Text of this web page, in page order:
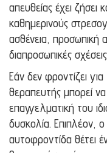
απευθείας έχει ζήσει
καθημερινούς
ασθένεια, προσωπική
διαπροσωπικές
Εάν δεν φροντίζει
θεραπευτής μπορεί να
επαγγελματική του
δυσκολία. Επιπλέον,
αυτοφροντίδα θέτει